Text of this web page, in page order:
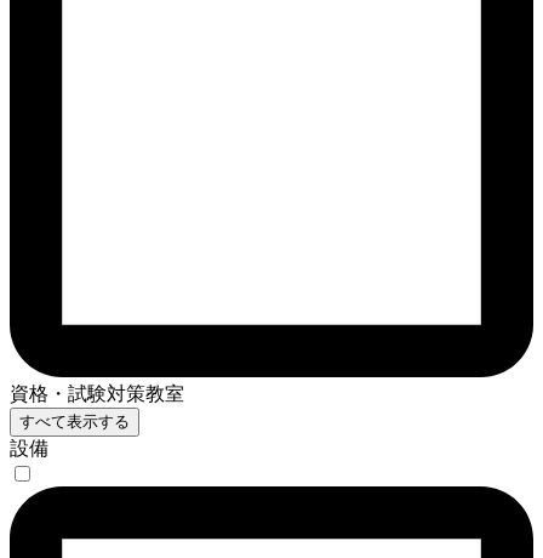
資格・試験対策教室
すべて表示する
設備